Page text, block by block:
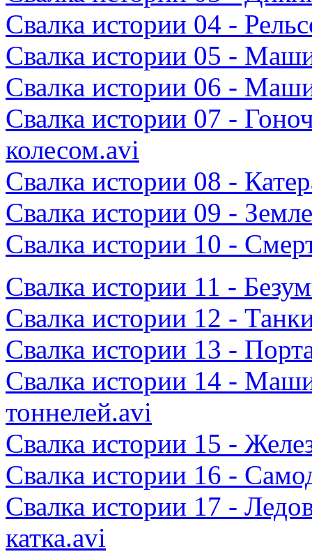
Свалка истории 04 -
Свалка истории 05 -
Свалка истории 06 -
Свалка истории 07 -
колесом.avi
Свалка истории 08 -
Свалка истории 09 -
Свалка истории 10 -
Свалка истории 11 -
Свалка истории 12 -
Свалка истории 13 -
Свалка истории 14 -
тоннелей.avi
Свалка истории 15 -
Свалка истории 16 -
Свалка истории 17 -
катка.avi